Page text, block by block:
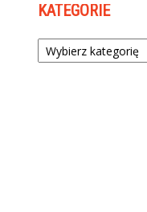
KATEGORIE
Kategorie